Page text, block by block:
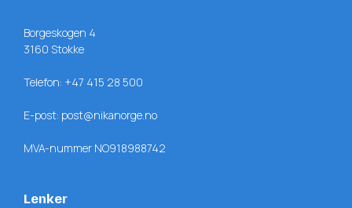
Borgeskogen 4
3160 Stokke
Telefon: +47 415 28 500
E-post: post@nikanorge.no
MVA-nummer NO918988742
Lenker